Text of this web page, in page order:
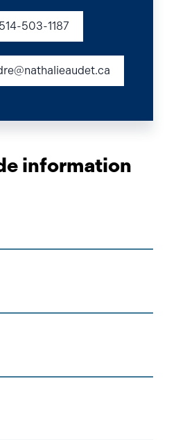
503-1187
information